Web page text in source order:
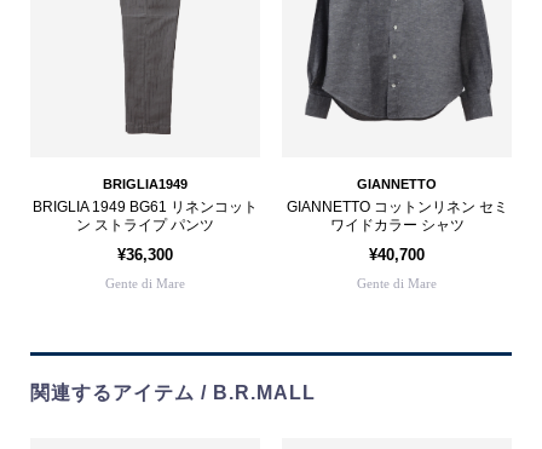
BRIGLIA1949
BRIGLIA 1949 BG61 リネンコット
ン ストライプ パンツ
¥36,300
Gente di Mare
GIANNETTO
GIANNETTO コットンリネン セミ
ワイドカラー シャツ
¥40,700
Gente di Mare
関連するアイテム / B.R.MALL